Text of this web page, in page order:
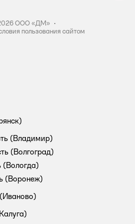
ООО «ДМ» •
пользования сайтом
(Владимир)
(Волгоград)
(Вологда)
(Воронеж)
(Иваново)